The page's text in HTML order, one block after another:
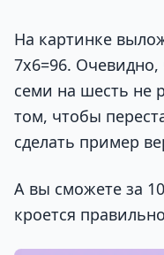
На картинке
7х6=96.
семи на шесть не
том, чтобы
сделать пример
А вы сможете за
кроется